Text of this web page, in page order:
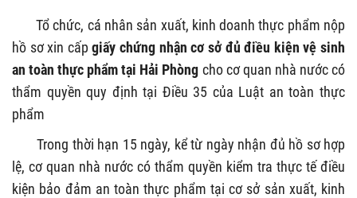
Tổ chức, cá nhân sản xuất, kinh doanh thực phẩm nộp
hồ sơ xin cấpgiấy chứng nhận cơ sở đủ điều kiện vệ sinh
an toàn thực phẩm tại Hải Phòng cho cơ quan nhà nước có
thẩm quyền quy định tại Điều 35 của Luật an toàn thực
phẩm
Trong thời hạn 15 ngày, kể từ ngày nhận đủ hồ sơ hợp
lệ, cơ quan nhà nước có thẩm quyền kiểm tra thực tế điều
kiện bảo đảm an toàn thực phẩm tại cơ sở sản xuất, kinh